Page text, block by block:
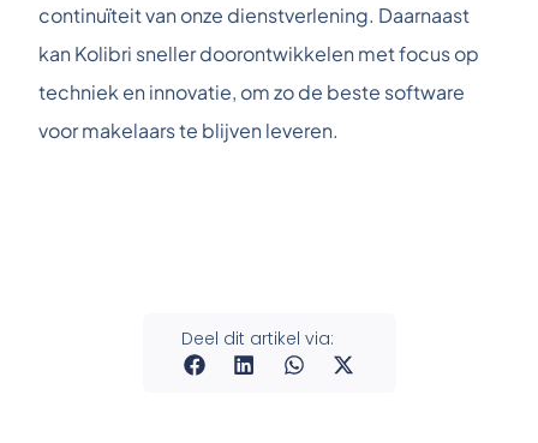
continuïteit van onze dienstverlening. Daarnaast
kan Kolibri sneller doorontwikkelen met focus op
techniek en innovatie, om zo de beste software
voor makelaars te blijven leveren.
Deel dit artikel via: